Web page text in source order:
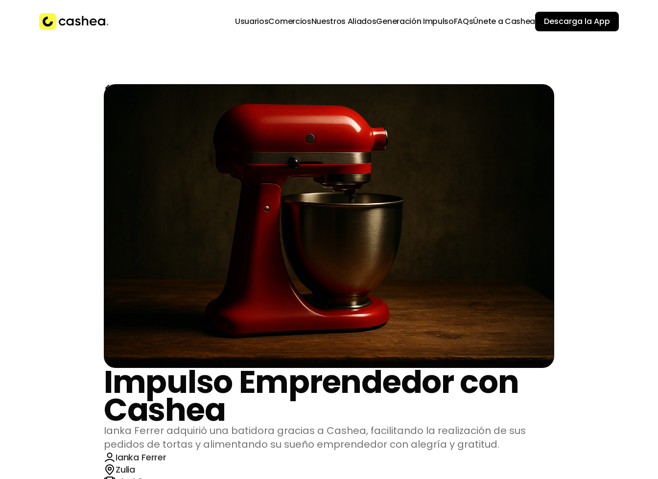
UsuariosComerciosNuestros AliadosGeneración ImpulsoFAQsÚnete a Cashea Descarga la App
Volver a Historias
Impulso Emprendedor con
Cashea
Ianka Ferrer adquirió una batidora gracias a Cashea, facilitando la realización de sus
pedidos de tortas y alimentando su sueño emprendedor con alegría y gratitud.
Ianka Ferrer
Zulia